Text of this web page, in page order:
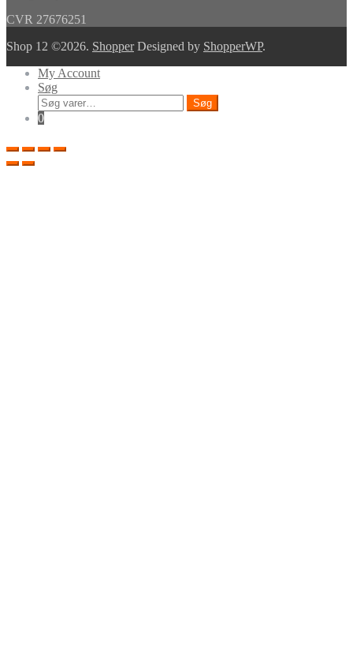
CVR 27676251
Shop 12 ©2026. ShopperDesigned by ShopperWP.
My Account
Søg
Søg
efter:
Søg
0